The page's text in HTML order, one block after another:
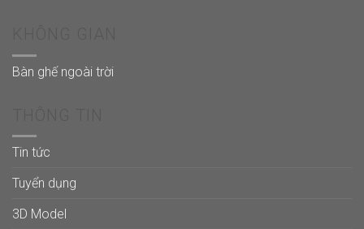
Bàn ghế ngoài trời
Tin tức
Tuyển dụng
3D Model